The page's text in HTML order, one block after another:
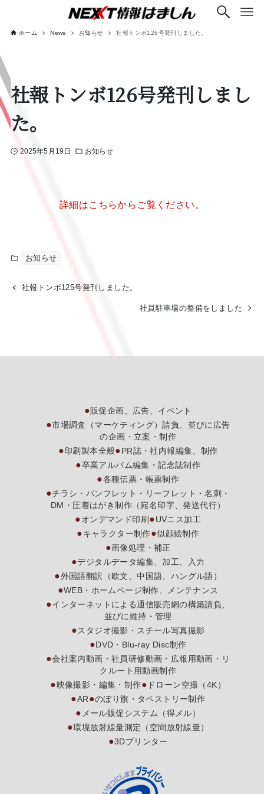
ホーム News お知らせ 社報トンボ126号発刊しました。
社報トンボ126号発刊しまし
た。
2025年5月19日 お知らせ
詳細はこちらからご覧ください。
お知らせ
社報トンボ125号発刊しました。
社員駐車場の整備をしました
販促企画、広告、イベント
市場調査（マーケティング）請負、並びに広告
の企画・立案・制作
印刷製本全般
PR誌・社内報編集、制作
卒業アルバム編集・記念誌制作
各種伝票・帳票制作
チラシ・パンフレット・リーフレット・名刺・
DM・圧着はがき制作（宛名印字、発送代行）
オンデマンド印刷
UVニス加工
キャラクター制作
似顔絵制作
画像処理・補正
デジタルデータ編集、加工、入力
外国語翻訳（欧文、中国語、ハングル語）
WEB・ホームページ制作、メンテナンス
インターネットによる通信販売網の構築請負、
並びに維持・管理
スタジオ撮影・スチール写真撮影
DVD・Blu-ray Disc制作
会社案内動画・社員研修動画・広報用動画・リ
クルート用動画制作
映像撮影・編集・制作
ドローン空撮（4K）
AR
のぼり旗・タペストリー制作
メール販促システム（得メル）
環境放射線量測定（空間放射線量）
3Dプリンター